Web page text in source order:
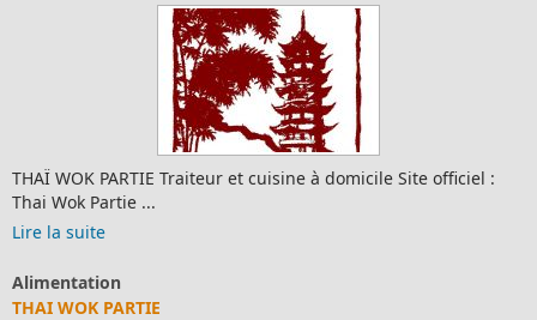
THAÏ WOK PARTIE Traiteur et cuisine à domicile Site officiel :
Thai Wok Partie ...
Lire la suite
Alimentation
THAI WOK PARTIE